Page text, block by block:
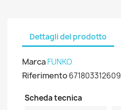
Dettagli del prodotto
MarcaFUNKO
Riferimento671803312609
Scheda tecnica